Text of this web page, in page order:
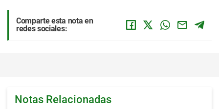
Comparte esta nota en
redes sociales:
Notas Relacionadas